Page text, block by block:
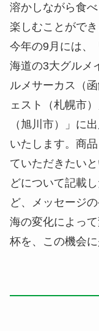
溶かしながら食
楽しむことができ
今年の9月には、
海道の3大グルメ
ルメサーカス（
ェスト（札幌市
（旭川市）」に
いたします。商
ていただきたい
どについて記載
ど、メッセージ
海の変化によっ
杯を、この機会